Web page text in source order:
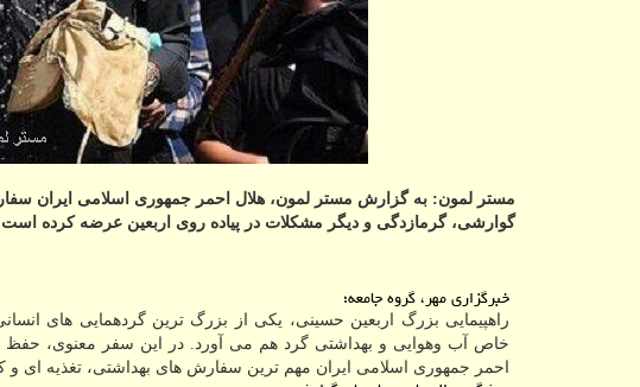
مستر لمون: به گزارش مستر لمون، هلال احمر جمهوری اسلامی ایران
گوارشی، گرمازدگی و دیگر مشکلات در پیاده روی اربعین عرضه کرده
خبرگزاری مهر، گروه جامعه؛
راهپیمایی بزرگ اربعین حسینی، یکی از بزرگ ترین گردهمایی های
خاص آب وهوایی و بهداشتی گرد هم می آورد. در این سفر معنوی، حفظ
احمر جمهوری اسلامی ایران مهم ترین سفارش های بهداشتی، تغذیه ای